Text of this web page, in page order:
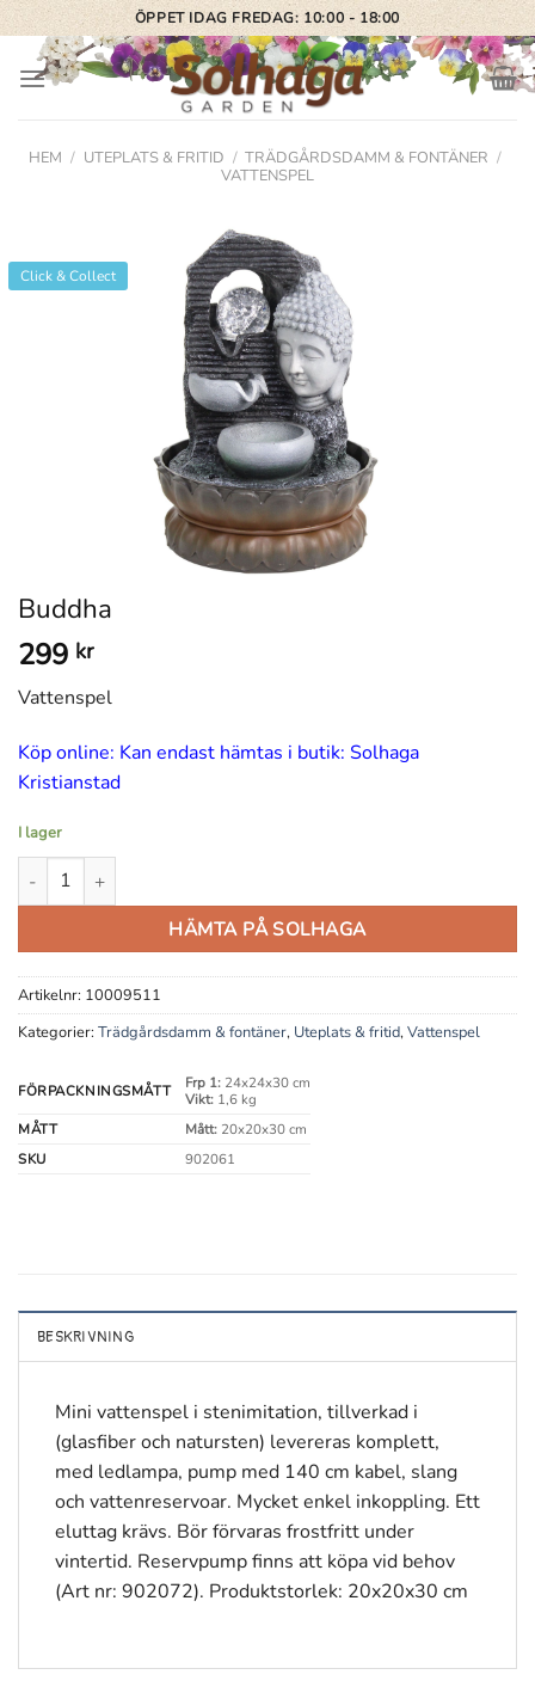
Skip
to
content
ÖPPET IDAG FREDAG: 10:00 - 18:00
HEM / UTEPLATS & FRITID / TRÄDGÅRDSDAMM & FONTÄNER /
VATTENSPEL
Click & Collect
Buddha
299 kr
Vattenspel
Köp online: Kan endast hämtas i butik: Solhaga
Kristianstad
I lager
Buddha mängd
HÄMTA PÅ SOLHAGA
Artikelnr: 10009511
Kategorier: Trädgårdsdamm & fontäner, Uteplats & fritid,Vattenspel
FÖRPACKNINGSMÅTT Frp 1:24x24x30 cm
Vikt:1,6 kg
MÅTT
Mått:20x20x30 cm
SKU
902061
BESKRIVNING
Mini vattenspel i stenimitation, tillverkad i
(glasfiber och natursten) levereras komplett,
med ledlampa, pump med 140 cm kabel, slang
och vattenreservoar. Mycket enkel inkoppling. Ett
eluttag krävs. Bör förvaras frostfritt under
vintertid. Reservpump finns att köpa vid behov
(Art nr: 902072). Produktstorlek: 20x20x30 cm